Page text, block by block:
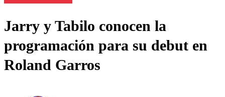
Frecuencias
Agricultura TV
Deportes
Colo Colo
Entretención
Jarry y Tabilo conocen la
programación para su debut en
Roland Garros